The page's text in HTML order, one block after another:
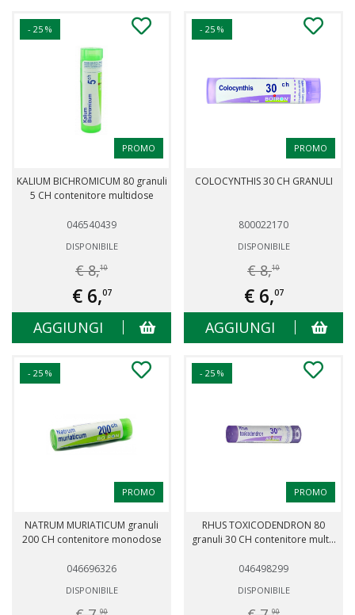
- 25 %
PROMO
KALIUM BICHROMICUM 80 granuli
5 CH contenitore multidose
046540439
DISPONIBILE
€ 8,10
€ 6,07
AGGIUNGI
- 25 %
PROMO
COLOCYNTHIS 30 CH GRANULI
800022170
DISPONIBILE
€ 8,10
€ 6,07
AGGIUNGI
- 25 %
PROMO
NATRUM MURIATICUM granuli
200 CH contenitore monodose
046696326
DISPONIBILE
90
- 25 %
PROMO
RHUS TOXICODENDRON 80
granuli 30 CH contenitore mult...
046498299
DISPONIBILE
90